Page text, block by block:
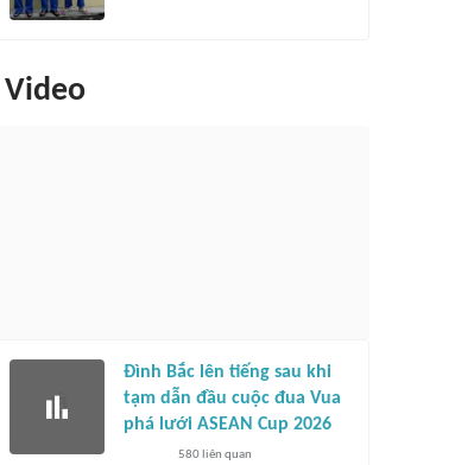
Video
Đình Bắc lên tiếng sau khi
tạm dẫn đầu cuộc đua Vua
phá lưới ASEAN Cup 2026
580liên quan